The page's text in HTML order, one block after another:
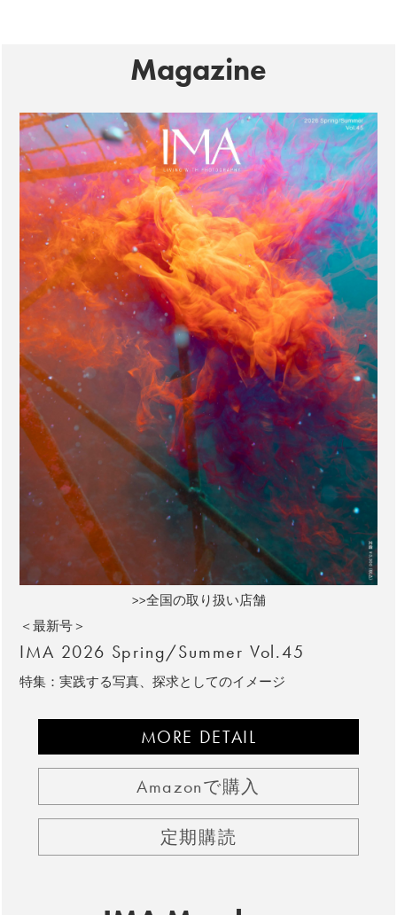
Magazine
>>全国の取り扱い店舗
＜最新号＞
IMA 2026 Spring/Summer Vol.45
特集：実践する写真、探求としてのイメージ
MORE DETAIL
Amazonで購入
定期購読